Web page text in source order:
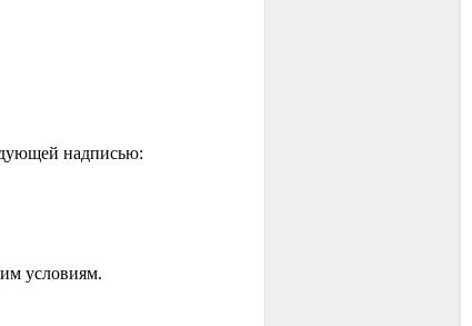
надписью:
условиям.